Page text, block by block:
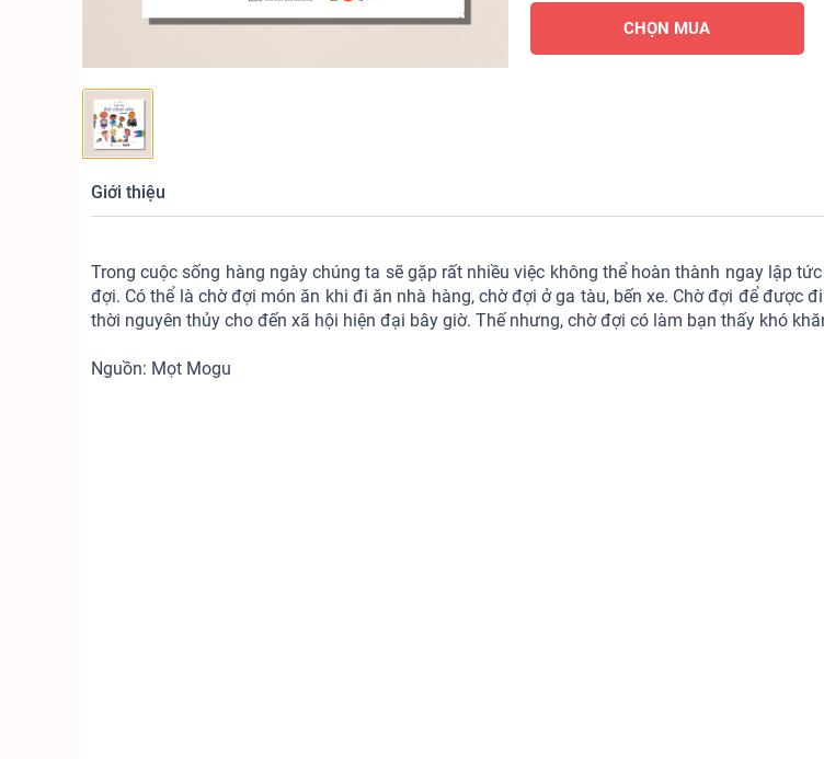
CHỌN MUA
Giới thiệu
Trong cuộc sống hàng ngày chúng ta sẽ gặp rất nhiều việc không thể hoàn thành ngay lập
đợi. Có thể là chờ đợi món ăn khi đi ăn nhà hàng, chờ đợi ở ga tàu, bến xe. Chờ đợi để được
thời nguyên thủy cho đến xã hội hiện đại bây giờ. Thế nhưng, chờ đợi có làm bạn thấy khó
Nguồn: Mọt Mogu